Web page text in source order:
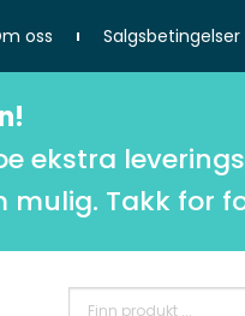
oss Salgsbetingelser
ekstra
Takk for